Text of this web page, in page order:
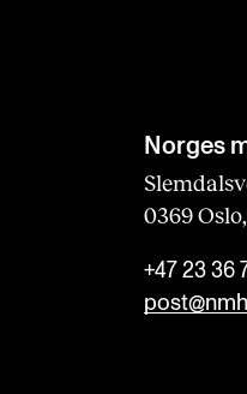
Norges
0369
+47 23 36